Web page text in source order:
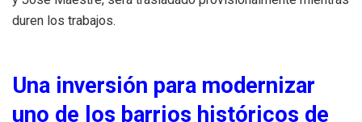
duren los trabajos.
Una inversión para modernizar
uno de los barrios históricos de